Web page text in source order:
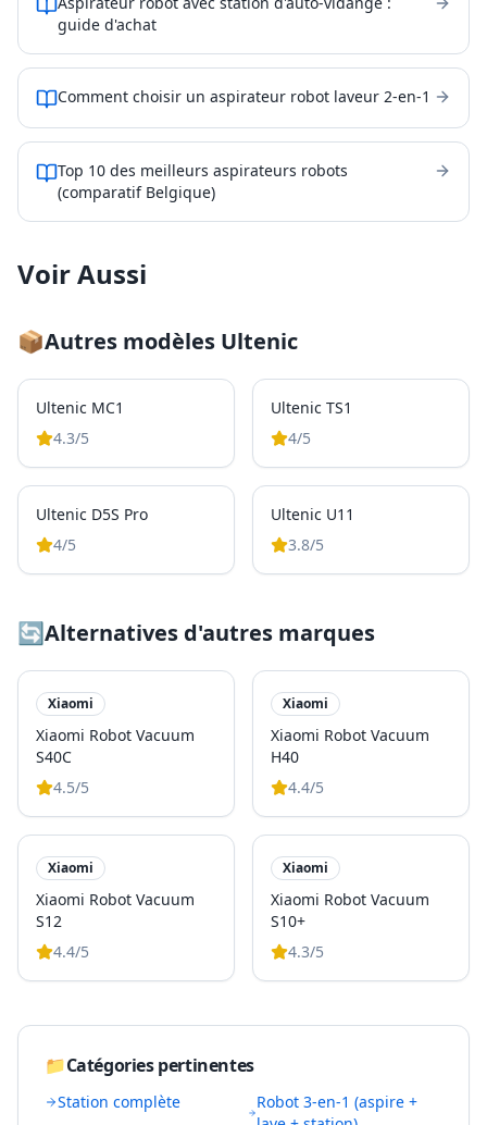
guide d'achat
Comment choisir un aspirateur robot laveur 2-en-1
Top 10 des meilleurs aspirateurs robots
(comparatif Belgique)
Voir Aussi
📦Autres modèles Ultenic
Ultenic MC1
4.3/5
Ultenic TS1
4/5
Ultenic D5S Pro
4/5
Ultenic U11
3.8/5
🔄Alternatives d'autres marques
Xiaomi
Xiaomi Robot Vacuum
S40C
4.5/5
Xiaomi
Xiaomi Robot Vacuum
H40
4.4/5
Xiaomi
Xiaomi Robot Vacuum
S12
4.4/5
Xiaomi
Xiaomi Robot Vacuum
S10+
4.3/5
📁Catégories pertinentes
Station complète
Robot 3-en-1 (aspire +